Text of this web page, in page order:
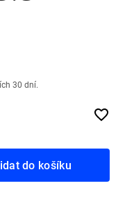
30 dní.
do košíku